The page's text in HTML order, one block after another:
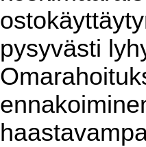
pysyvästi